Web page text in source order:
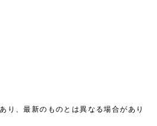
り、最新のものとは異なる場合があり